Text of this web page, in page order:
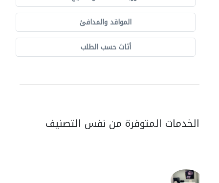
المواقد والمدافئ
أثاث حسب الطلب
الخدمات المتوفرة من نفس التصنيف